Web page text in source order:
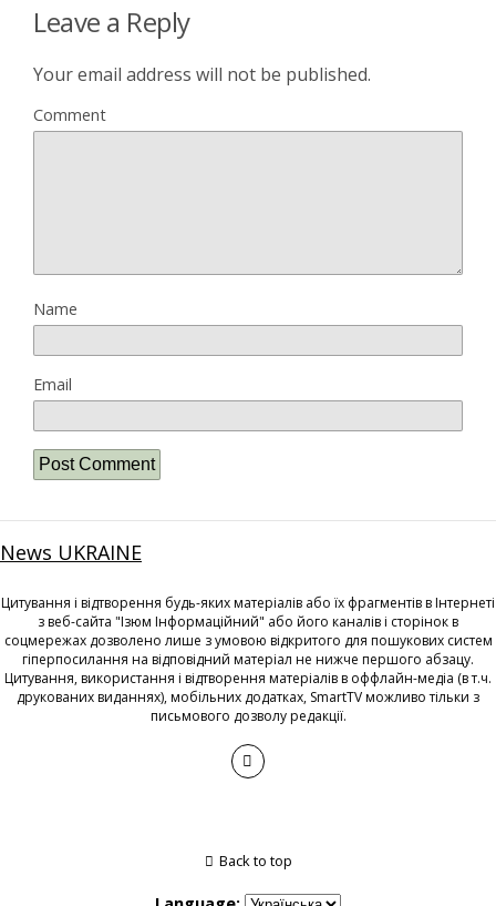
Leave a Reply
Your email address will not be published.
Comment
Name
Email
News UKRAINE
Цитування і відтворення будь-яких матеріалів або їх фрагментів в Інтернеті
з веб-сайта "Ізюм Інформаційний" або його каналів і сторінок в
соцмережах дозволено лише з умовою відкритого для пошукових систем
гіперпосилання на відповідний матеріал не нижче першого абзацу.
Цитування, використання і відтворення матеріалів в оффлайн-медіа (в т.ч.
друкованих виданнях), мобільних додатках, SmartTV можливо тільки з
письмового дозволу редакції.
Back to top